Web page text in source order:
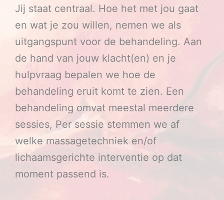
Jij staat centraal. Hoe het met jou gaat
en wat je zou willen, nemen we als
uitgangspunt voor de behandeling. Aan
de hand van jouw klacht(en) en je
hulpvraag bepalen we hoe de
behandeling eruit komt te zien. Een
behandeling omvat meestal meerdere
sessies, Per sessie stemmen we af
welke massagetechniek en/of
lichaamsgerichte interventie op dat
moment passend is.